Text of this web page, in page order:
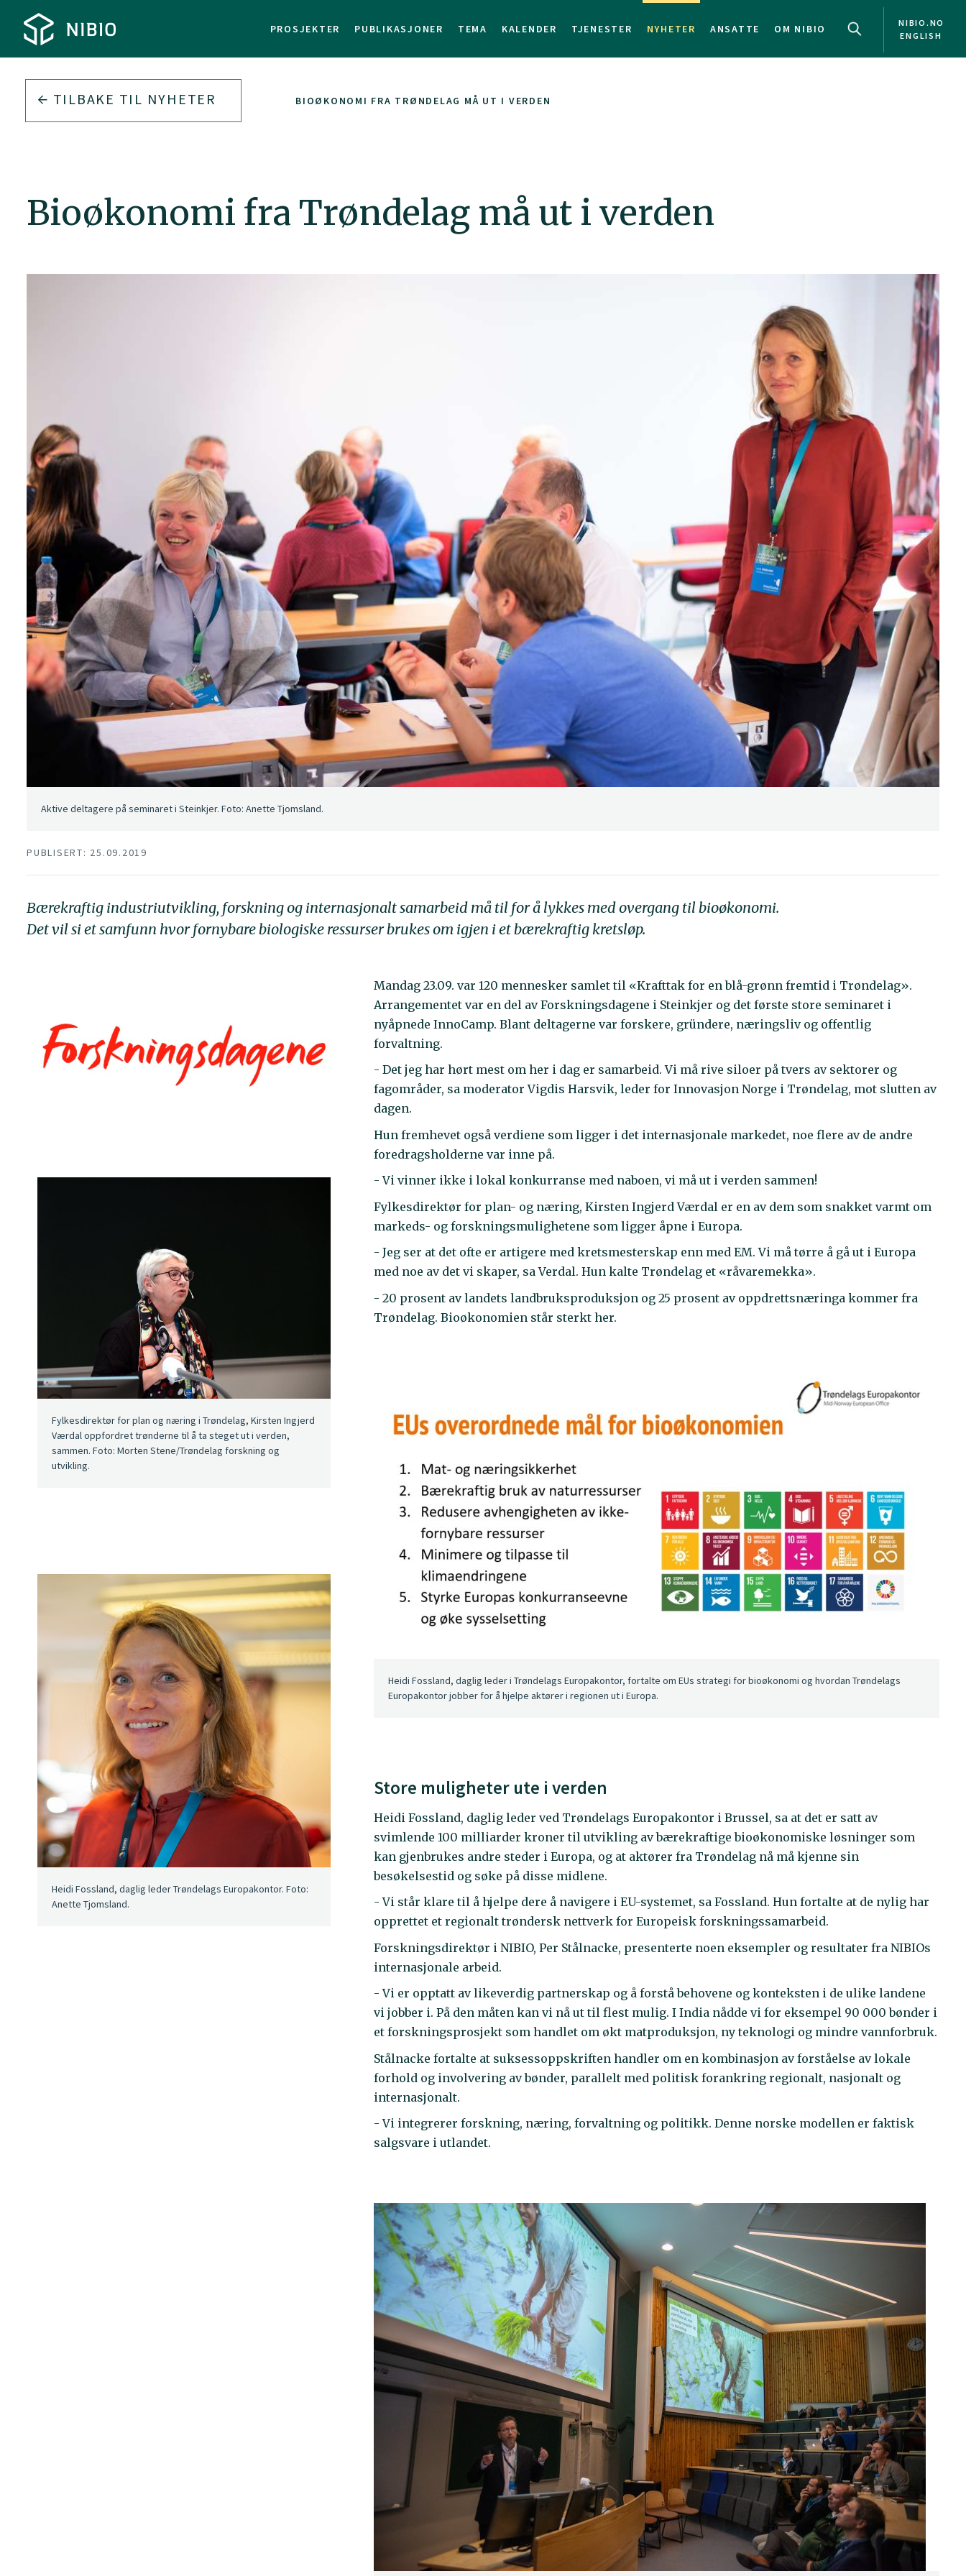
PROSJEKTER PUBLIKASJONER TEMA KALENDER TJENESTER NYHETER ANSATTE OM NIBIO
NIBIO.NO
ENGLISH
TILBAKE TIL NYHETER BIOØKONOMI FRA TRØNDELAG MÅ UT I VERDEN
Bioøkonomi fra Trøndelag må ut i verden
Aktive deltagere på seminaret i Steinkjer. Foto: Anette Tjomsland.
PUBLISERT: 25.09.2019
Bærekraftig industriutvikling, forskning og internasjonalt samarbeid må til for å lykkes med overgang til bioøkonomi.
Det vil si et samfunn hvor fornybare biologiske ressurser brukes om igjen i et bærekraftig kretsløp.
Mandag 23.09. var 120 mennesker samlet til «Krafttak for en blå-grønn fremtid i Trøndelag».
Arrangementet var en del av Forskningsdagene i Steinkjer og det første store seminaret i
nyåpnede InnoCamp. Blant deltagerne var forskere, gründere, næringsliv og offentlig
forvaltning.
- Det jeg har hørt mest om her i dag er samarbeid. Vi må rive siloer på tvers av sektorer og
fagområder, sa moderator Vigdis Harsvik, leder for Innovasjon Norge i Trøndelag, mot slutten av
dagen.
Hun fremhevet også verdiene som ligger i det internasjonale markedet, noe flere av de andre
foredragsholderne var inne på.
- Vi vinner ikke i lokal konkurranse med naboen, vi må ut i verden sammen!
Fylkesdirektør for plan- og næring, Kirsten Ingjerd Værdal er en av dem som snakket varmt om
markeds- og forskningsmulighetene som ligger åpne i Europa.
- Jeg ser at det ofte er artigere med kretsmesterskap enn med EM. Vi må tørre å gå ut i Europa
med noe av det vi skaper, sa Verdal. Hun kalte Trøndelag et «råvaremekka».
- 20 prosent av landets landbruksproduksjon og 25 prosent av oppdrettsnæringa kommer fra
Trøndelag. Bioøkonomien står sterkt her.
Heidi Fossland, daglig leder i Trøndelags Europakontor, fortalte om EUs strategi for bioøkonomi og hvordan Trøndelags
Europakontor jobber for å hjelpe aktører i regionen ut i Europa.
Store muligheter ute i verden
Heidi Fossland, daglig leder ved Trøndelags Europakontor i Brussel, sa at det er satt av
svimlende 100 milliarder kroner til utvikling av bærekraftige bioøkonomiske løsninger som
kan gjenbrukes andre steder i Europa, og at aktører fra Trøndelag nå må kjenne sin
besøkelsestid og søke på disse midlene.
- Vi står klare til å hjelpe dere å navigere i EU-systemet, sa Fossland. Hun fortalte at de nylig har
opprettet et regionalt trøndersk nettverk for Europeisk forskningssamarbeid.
Forskningsdirektør i NIBIO, Per Stålnacke, presenterte noen eksempler og resultater fra NIBIOs
internasjonale arbeid.
- Vi er opptatt av likeverdig partnerskap og å forstå behovene og konteksten i de ulike landene
vi jobber i. På den måten kan vi nå ut til flest mulig. I India nådde vi for eksempel 90 000 bønder i
et forskningsprosjekt som handlet om økt matproduksjon, ny teknologi og mindre vannforbruk.
Stålnacke fortalte at suksessoppskriften handler om en kombinasjon av forståelse av lokale
forhold og involvering av bønder, parallelt med politisk forankring regionalt, nasjonalt og
internasjonalt.
- Vi integrerer forskning, næring, forvaltning og politikk. Denne norske modellen er faktisk
salgsvare i utlandet.
Fylkesdirektør for plan og næring i Trøndelag, Kirsten Ingjerd
Værdal oppfordret trønderne til å ta steget ut i verden,
sammen. Foto: Morten Stene/Trøndelag forskning og
utvikling.
Heidi Fossland, daglig leder Trøndelags Europakontor. Foto:
Anette Tjomsland.